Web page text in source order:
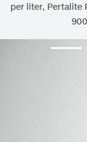
per liter, Pertalite